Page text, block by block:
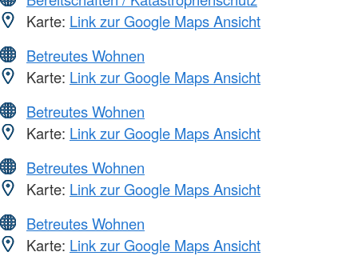
Karte: Link zur Google Maps Ansicht
Betreutes Wohnen
Karte: Link zur Google Maps Ansicht
Betreutes Wohnen
Karte: Link zur Google Maps Ansicht
Betreutes Wohnen
Karte: Link zur Google Maps Ansicht
Betreutes Wohnen
Karte: Link zur Google Maps Ansicht